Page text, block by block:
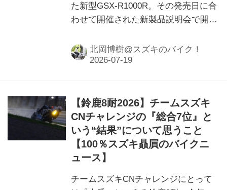
た新型GSX-R1000R。その発売日に合
わせて開催された新製品説明会で開発
た。 北岡博樹@スズキのバイク！
【鈴鹿8耐2026】チームスズキ
CNチャレンジの『総合7位』と
いう“結果”について思うこと
【100％スズキ贔屓のバイクニ
ュース】
チームスズキCNチャレンジにとって